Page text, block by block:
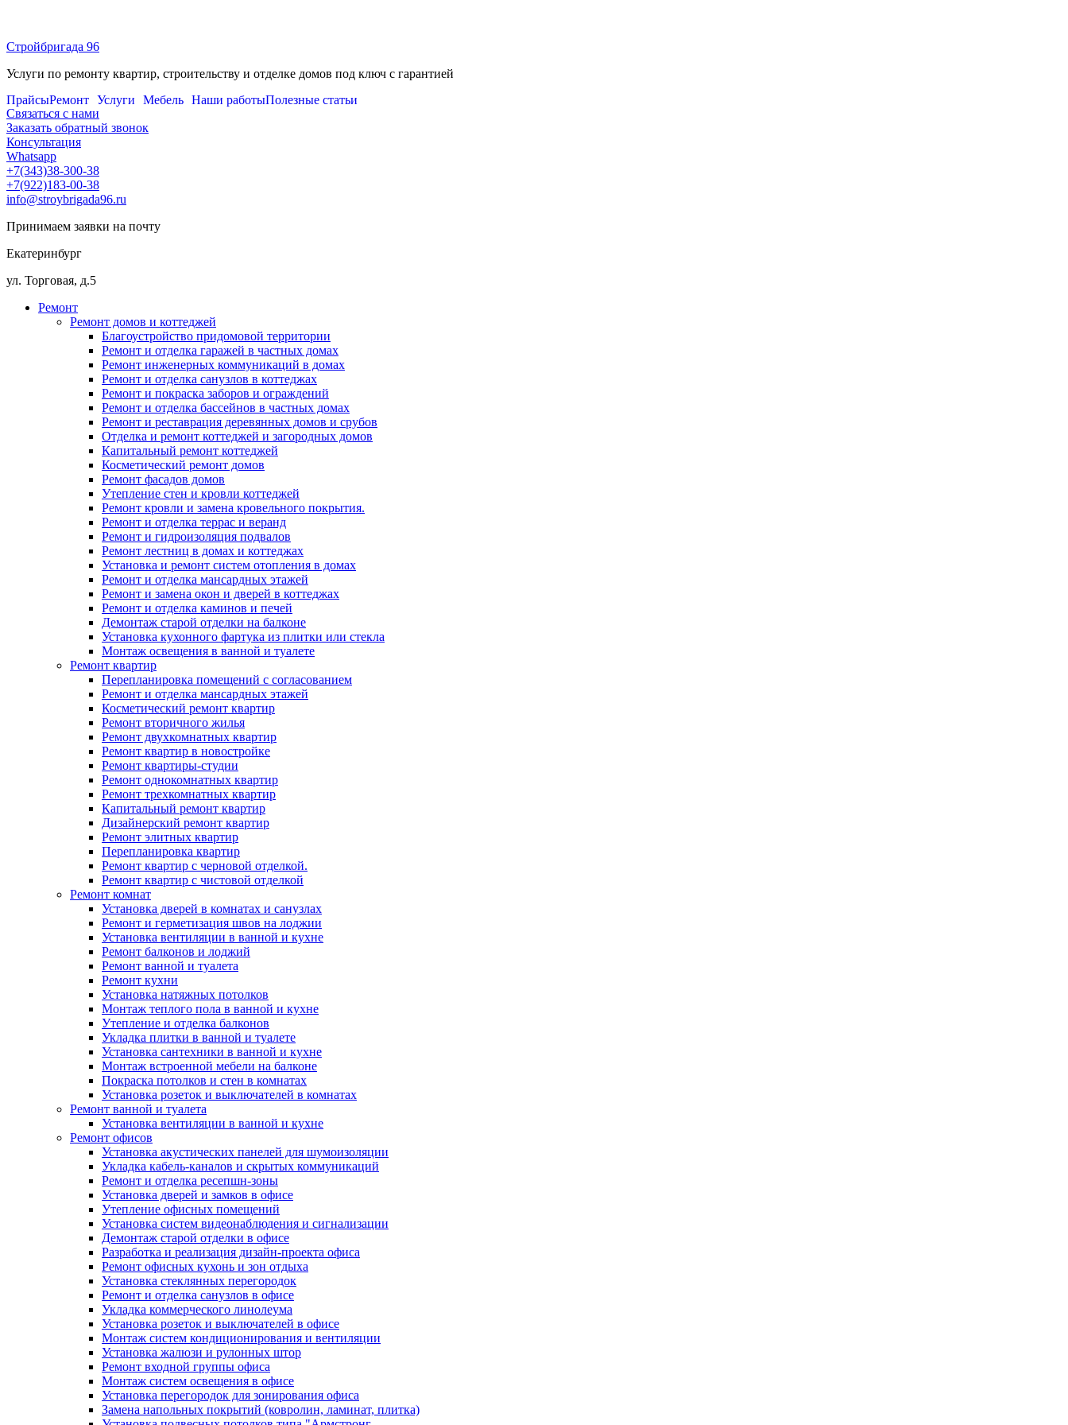
содержимому
Стройбригада 96
Услуги по ремонту квартир, строительству и отделке домов под ключ с гарантией
ПрайсыРемонт Услуги Мебель Наши работыПолезные статьи
Связаться с нами
Заказать обратный звонок
Консультация
Whatsapp
+7(343)38-300-38
+7(922)183-00-38
info@stroybrigada96.ru
Принимаем заявки на почту
Екатеринбург
ул. Торговая, д.5
Ремонт
Ремонт домов и коттеджей
Благоустройство придомовой территории
Ремонт и отделка гаражей в частных домах
Ремонт инженерных коммуникаций в домах
Ремонт и отделка санузлов в коттеджах
Ремонт и покраска заборов и ограждений
Ремонт и отделка бассейнов в частных домах
Ремонт и реставрация деревянных домов и срубов
Отделка и ремонт коттеджей и загородных домов
Капитальный ремонт коттеджей
Косметический ремонт домов
Ремонт фасадов домов
Утепление стен и кровли коттеджей
Ремонт кровли и замена кровельного покрытия.
Ремонт и отделка террас и веранд
Ремонт и гидроизоляция подвалов
Ремонт лестниц в домах и коттеджах
Установка и ремонт систем отопления в домах
Ремонт и отделка мансардных этажей
Ремонт и замена окон и дверей в коттеджах
Ремонт и отделка каминов и печей
Демонтаж старой отделки на балконе
Установка кухонного фартука из плитки или стекла
Монтаж освещения в ванной и туалете
Ремонт квартир
Перепланировка помещений с согласованием
Ремонт и отделка мансардных этажей
Косметический ремонт квартир
Ремонт вторичного жилья
Ремонт двухкомнатных квартир
Ремонт квартир в новостройке
Ремонт квартиры-студии
Ремонт однокомнатных квартир
Ремонт трехкомнатных квартир
Капитальный ремонт квартир
Дизайнерский ремонт квартир
Ремонт элитных квартир
Перепланировка квартир
Ремонт квартир с черновой отделкой.
Ремонт квартир с чистовой отделкой
Ремонт комнат
Установка дверей в комнатах и санузлах
Ремонт и герметизация швов на лоджии
Установка вентиляции в ванной и кухне
Ремонт балконов и лоджий
Ремонт ванной и туалета
Ремонт кухни
Установка натяжных потолков
Монтаж теплого пола в ванной и кухне
Утепление и отделка балконов
Укладка плитки в ванной и туалете
Установка сантехники в ванной и кухне
Монтаж встроенной мебели на балконе
Покраска потолков и стен в комнатах
Установка розеток и выключателей в комнатах
Ремонт ванной и туалета
Установка вентиляции в ванной и кухне
Ремонт офисов
Установка акустических панелей для шумоизоляции
Укладка кабель-каналов и скрытых коммуникаций
Ремонт и отделка ресепшн-зоны
Установка дверей и замков в офисе
Утепление офисных помещений
Установка систем видеонаблюдения и сигнализации
Демонтаж старой отделки в офисе
Разработка и реализация дизайн-проекта офиса
Ремонт офисных кухонь и зон отдыха
Установка стеклянных перегородок
Ремонт и отделка санузлов в офисе
Укладка коммерческого линолеума
Установка розеток и выключателей в офисе
Монтаж систем кондиционирования и вентиляции
Установка жалюзи и рулонных штор
Ремонт входной группы офиса
Монтаж систем освещения в офисе
Установка перегородок для зонирования офиса
Замена напольных покрытий (ковролин, ламинат, плитка)